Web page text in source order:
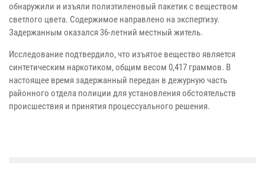
обнаружили и изъяли полиэтиленовый пакетик с веществом
светлого цвета. Содержимое направлено на экспертизу.
Задержанным оказался 36-летний местный житель.
Исследование подтвердило, что изъятое вещество является
синтетическим наркотиком, общим весом 0,417 граммов. В
настоящее время задержанный передан в дежурную часть
районного отдела полиции для установления обстоятельств
происшествия и принятия процессуального решения.